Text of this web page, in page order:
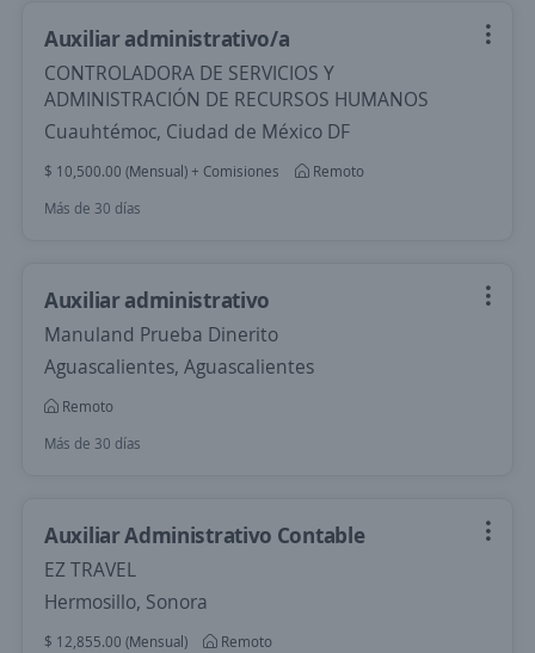
Auxiliar administrativo/a
CONTROLADORA DE SERVICIOS Y
ADMINISTRACIÓN DE RECURSOS HUMANOS
Cuauhtémoc, Ciudad de México DF
$ 10,500.00 (Mensual) + Comisiones
Remoto
Más de 30 días
Auxiliar administrativo
Manuland Prueba Dinerito
Aguascalientes, Aguascalientes
Remoto
Más de 30 días
Auxiliar Administrativo Contable
EZ TRAVEL
Hermosillo, Sonora
$ 12,855.00 (Mensual)
Remoto